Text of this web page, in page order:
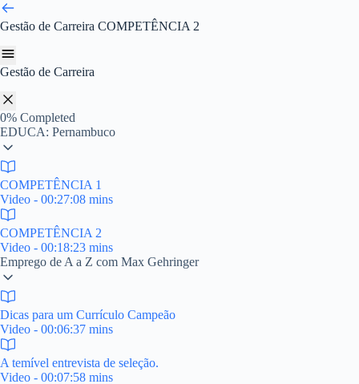
Pular
para
o
conteúdo
Gestão de Carreira COMPETÊNCIA 2
Gestão de Carreira
0% Completed
EDUCA: Pernambuco
COMPETÊNCIA 1
Video - 00:27:08 mins
COMPETÊNCIA 2
Video - 00:18:23 mins
Emprego de A a Z com Max Gehringer
Dicas para um Currículo Campeão
Video - 00:06:37 mins
A temível entrevista de seleção.
Video - 00:07:58 mins